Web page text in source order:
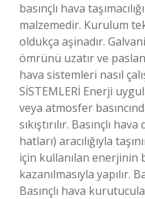
basınçlı hava
malzemedir. Kurulum
oldukça aşinadır.
ömrünü uzatır ve
hava sistemleri nasıl
SİSTEMLERİ Enerji
veya atmosfer
sıkıştırılır. Basınçlı
hatları) aracılığıyla
için kullanılan enerjinin
kazanılmasıyla yapılır.
Basınçlı hava